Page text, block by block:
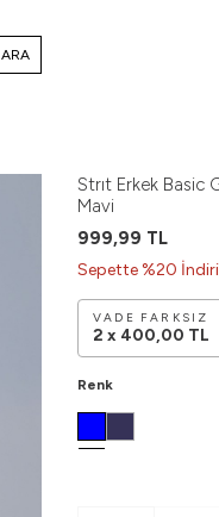
ARA
Strıt Erkek Basic
Mavi
999,99 TL
Sepette %20
VADE FARKSIZ
2 x 400,00 TL
Renk